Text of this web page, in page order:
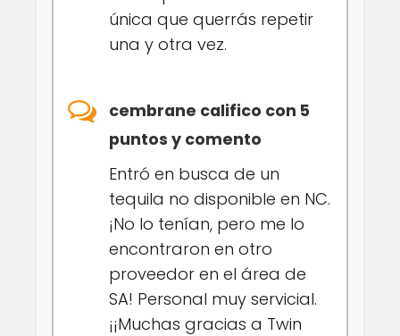
única que querrás repetir
una y otra vez.
cembrane califico con 5
puntos y comento
Entró en busca de un
tequila no disponible en NC.
¡No lo tenían, pero me lo
encontraron en otro
proveedor en el área de
SA! Personal muy servicial.
¡¡Muchas gracias a Twin